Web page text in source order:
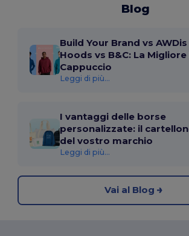
Blog
Build Your Brand vs
Hoods vs B&C: La
Cappuccio
Leggi di più...
I vantaggi delle borse
personalizzate: il
del vostro marchio
Leggi di più...
Vai al Blog